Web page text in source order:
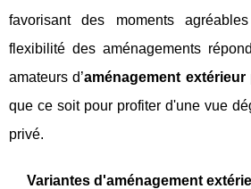
favorisant des moments
flexibilité des aménagements
amateurs d’aménagement
que ce soit pour profiter d'une vue
privé.
Variantes d'aménagement